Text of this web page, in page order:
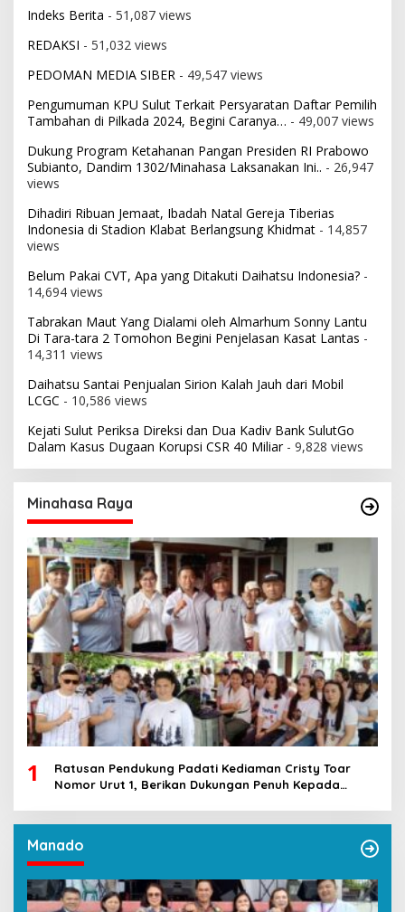
Indeks Berita - 51,087 views
REDAKSI - 51,032 views
PEDOMAN MEDIA SIBER - 49,547 views
Pengumuman KPU Sulut Terkait Persyaratan Daftar Pemilih
Tambahan di Pilkada 2024, Begini Caranya… - 49,007 views
Dukung Program Ketahanan Pangan Presiden RI Prabowo
Subianto, Dandim 1302/Minahasa Laksanakan Ini.. - 26,947
views
Dihadiri Ribuan Jemaat, Ibadah Natal Gereja Tiberias
Indonesia di Stadion Klabat Berlangsung Khidmat - 14,857
views
Belum Pakai CVT, Apa yang Ditakuti Daihatsu Indonesia? -
14,694 views
Tabrakan Maut Yang Dialami oleh Almarhum Sonny Lantu
Di Tara-tara 2 Tomohon Begini Penjelasan Kasat Lantas -
14,311 views
Daihatsu Santai Penjualan Sirion Kalah Jauh dari Mobil
LCGC - 10,586 views
Kejati Sulut Periksa Direksi dan Dua Kadiv Bank SulutGo
Dalam Kasus Dugaan Korupsi CSR 40 Miliar- 9,828 views
Minahasa Raya
1
Ratusan Pendukung Padati Kediaman Cristy Toar
Nomor Urut 1, Berikan Dukungan Penuh Kepada
Manado